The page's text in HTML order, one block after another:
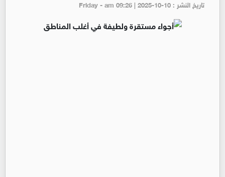
تاريخ النشر : Friday - am 09:26 | 2025-10-10